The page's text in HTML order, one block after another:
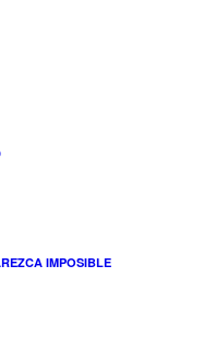
IMPOSIBLE